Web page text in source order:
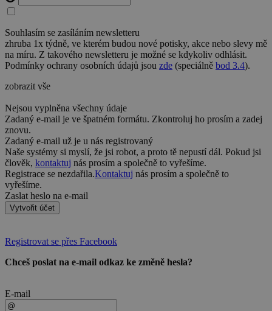
Souhlasím se zasíláním newsletteru
zhruba 1x týdně, ve kterém budou nové potisky, akce nebo slevy mě
na míru. Z takového newsletteru je možné se kdykoliv odhlásit.
Podmínky ochrany osobních údajů jsou zde (speciálně bod 3.4).
zobrazit vše
Nejsou vyplněna všechny údaje
Zadaný e-mail je ve špatném formátu. Zkontroluj ho prosím a zadej
znovu.
Zadaný e-mail už je u nás registrovaný
Naše systémy si myslí, že jsi robot, a proto tě nepustí dál. Pokud jsi
člověk, kontaktuj nás prosím a společně to vyřešíme.
Registrace se nezdařila.Kontaktuj nás prosím a společně to
vyřešíme.
Zaslat heslo na e-mail
Vytvořit účet
Registrovat se přes Facebook
Chceš poslat na e-mail odkaz ke změně hesla?
E-mail